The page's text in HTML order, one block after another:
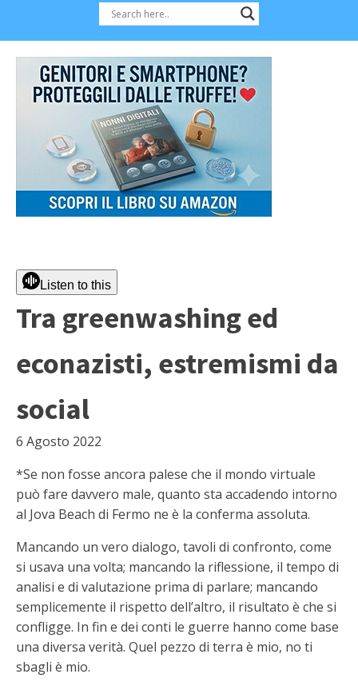
Listen to this
Tra greenwashing ed
econazisti, estremismi da
social
6 Agosto 2022
*Se non fosse ancora palese che il mondo virtuale
può fare davvero male, quanto sta accadendo intorno
al Jova Beach di Fermo ne è la conferma assoluta.
Mancando un vero dialogo, tavoli di confronto, come
si usava una volta; mancando la riflessione, il tempo di
analisi e di valutazione prima di parlare; mancando
semplicemente il rispetto dell’altro, il risultato è che si
confligge. In fin e dei conti le guerre hanno come base
una diversa verità. Quel pezzo di terra è mio, no ti
sbagli è mio.